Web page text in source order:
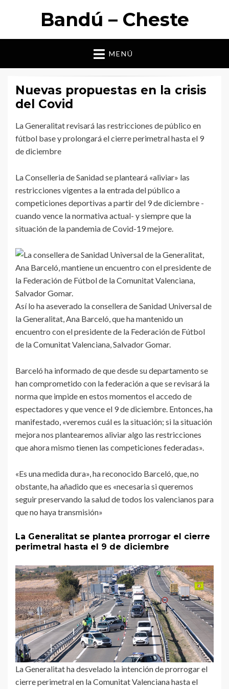
Bandú – Cheste
MENÚ
Nuevas propuestas en la crisis
del Covid
La Generalitat revisará las restricciones de público en
fútbol base y prolongará el cierre perimetral hasta el 9
de diciembre
La Conselleria de Sanidad se planteará «aliviar» las
restricciones vigentes a la entrada del público a
competiciones deportivas a partir del 9 de diciembre -
cuando vence la normativa actual- y siempre que la
situación de la pandemia de Covid-19 mejore.
Así lo ha aseverado la consellera de Sanidad Universal de
la Generalitat, Ana Barceló, que ha mantenido un
encuentro con el presidente de la Federación de Fútbol
de la Comunitat Valenciana, Salvador Gomar.
Barceló ha informado de que desde su departamento se
han comprometido con la federación a que se revisará la
norma que impide en estos momentos el accedo de
espectadores y que vence el 9 de diciembre. Entonces, ha
manifestado, «veremos cuál es la situación; si la situación
mejora nos plantearemos aliviar algo las restricciones
que ahora mismo tienen las competiciones federadas».
«Es una medida dura», ha reconocido Barceló, que, no
obstante, ha añadido que es «necesaria si queremos
seguir preservando la salud de todos los valencianos para
que no haya transmisión»
La Generalitat se plantea prorrogar el cierre
perimetral hasta el 9 de diciembre
La Generalitat ha desvelado la intención de prorrogar el
cierre perimetral en la Comunitat Valenciana hasta el